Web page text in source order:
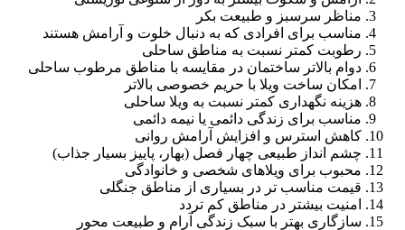
مناظر سرسبز و طبیعت بکر
مناسب برای افرادی که به دنبال خلوت و آرامش هستند
رطوبت کمتر نسبت به مناطق ساحلی
دوام بالاتر ساختمان در مقایسه با مناطق مرطوب ساحلی
امکان ساخت ویلا با حریم خصوصی بالاتر
هزینه نگهداری کمتر نسبت به ویلا ساحلی
مناسب برای زندگی دائمی یا نیمه دائمی
کاهش استرس و افزایش آرامش روانی
چشم انداز طبیعی چهار فصل (بهار، پاییز بسیار جذاب)
محبوب برای ویلاهای شخصی و خانوادگی
قیمت مناسب تر در بسیاری از مناطق جنگلی
امنیت بیشتر در مناطق کم تردد
سازگاری بهتر با سبک زندگی آرام و طبیعت محور